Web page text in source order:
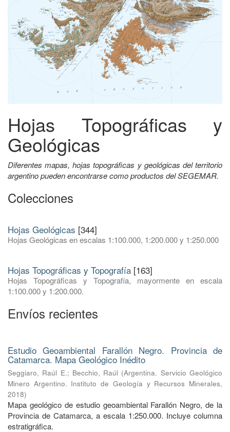
Hojas Topográficas y
Geológicas
Diferentes mapas, hojas topográficas y geológicas del territorio
argentino pueden encontrarse como productos del SEGEMAR.
Colecciones
Hojas Geológicas [344]
Hojas Geológicas en escalas 1:100.000, 1:200.000 y 1:250.000
Hojas Topográficas y Topografía [163]
Hojas Topográficas y Topografía, mayormente en escala
1:100.000 y 1:200.000.
Envíos recientes
Estudio Geoambiental Farallón Negro. Provincia de
Catamarca. Mapa Geológico Inédito
Seggiaro, Raúl E.; Becchio, Raúl (Argentina. Servicio Geológico
Minero Argentino. Instituto de Geología y Recursos Minerales,
2018)
Mapa geológico de estudio geoambiental Farallón Negro, de la
Provincia de Catamarca, a escala 1:250.000. Incluye columna
estratigráfica.